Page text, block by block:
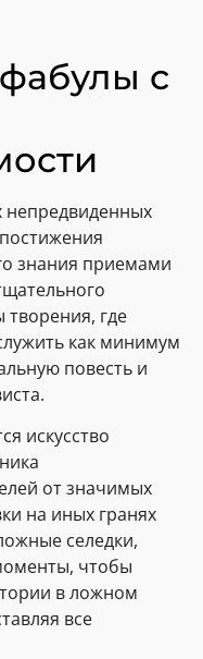
с
непредвиденных
знания приемами
творения, где
как минимум
повесть и
искусство
от значимых
на иных гранях
селедки,
чтобы
в ложном
все